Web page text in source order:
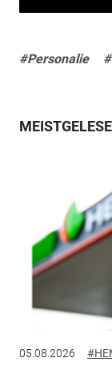
#Personalie
05.08.2026